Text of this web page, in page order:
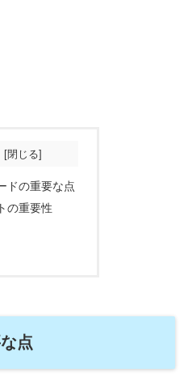
ドの重要な点
の重要性
点